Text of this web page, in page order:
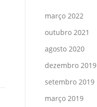
março 2022
outubro 2021
agosto 2020
dezembro 2019
setembro 2019
março 2019